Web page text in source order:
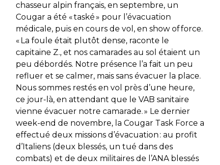
chasseur alpin français, en septembre, un
Cougar a été « taské » pour l’évacuation
médicale, puis en cours de vol, en show of force.
« La foule était plutôt dense, raconte le
capitaine Z., et nos camarades au sol étaient un
peu débordés. Notre présence l’a fait un peu
refluer et se calmer, mais sans évacuer la place.
Nous sommes restés en vol près d’une heure,
ce jour-là, en attendant que le VAB sanitaire
vienne évacuer notre camarade. » Le dernier
week-end de novembre, la Cougar Task Force a
effectué deux missions d’évacuation : au profit
d’Italiens (deux blessés, un tué dans des
combats) et de deux militaires de l’ANA blessés